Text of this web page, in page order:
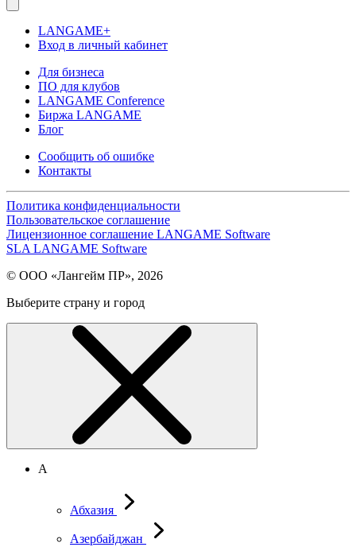
LANGAME+
Вход в личный кабинет
Для бизнеса
ПО для клубов
LANGAME Conference
Биржа LANGAME
Блог
Сообщить об ошибке
Контакты
Политика конфиденциальности
Пользовательское соглашение
Лицензионное соглашение LANGAME Software
SLA LANGAME Software
© ООО «Лангейм ПР», 2026
Выберите страну и город
А
Абхазия
Азербайджан